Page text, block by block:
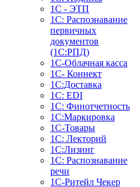
1С - ЭТП
1С: Распознавание
первичных
документов
(1С:РПД)
1С-Облачная касса
1С- Коннект
1С:Доставка
1С: EDI
1С: Финотчетность
1С:Маркировка
1С-Товары
1С: Лекторий
1С:Лизинг
1С: Распознавание
речи
1C-Ритейл Чекер